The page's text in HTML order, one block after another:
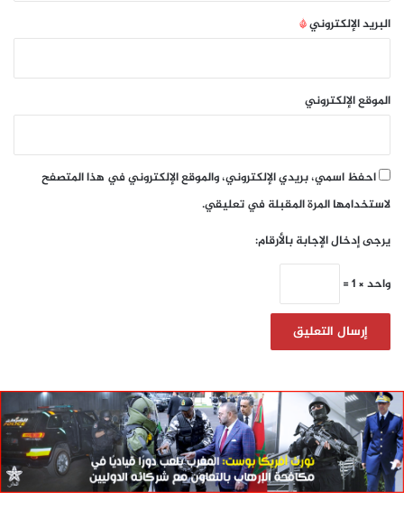
البريد الإلكتروني*
الموقع الإلكتروني
احفظ اسمي، بريدي الإلكتروني، والموقع الإلكتروني في هذا المتصفح
لاستخدامها المرة المقبلة في تعليقي.
يرجى إدخال الإجابة بالأرقام:
واحد × 1 =